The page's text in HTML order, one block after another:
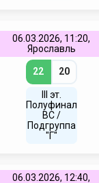
06.03.2026, 11:20,
Ярославль
22 20
III эт.
Полуфинал
ВC /
Подгруппа
"Г"
06.03.2026, 12:40,